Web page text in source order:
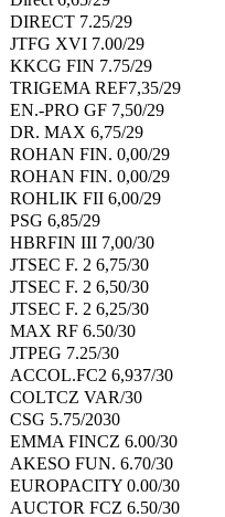
DIRECT 7.25/29
JTFG XVI 7.00/29
KKCG FIN 7.75/29
TRIGEMA REF7,35/29
EN.-PRO GF 7,50/29
DR. MAX 6,75/29
ROHAN FIN. 0,00/29
ROHAN FIN. 0,00/29
ROHLIK FII 6,00/29
PSG 6,85/29
HBRFIN III 7,00/30
JTSEC F. 2 6,75/30
JTSEC F. 2 6,50/30
JTSEC F. 2 6,25/30
MAX RF 6.50/30
JTPEG 7.25/30
ACCOL.FC2 6,937/30
COLTCZ VAR/30
CSG 5.75/2030
EMMA FINCZ 6.00/30
AKESO FUN. 6.70/30
EUROPACITY 0.00/30
AUCTOR FCZ 6.50/30